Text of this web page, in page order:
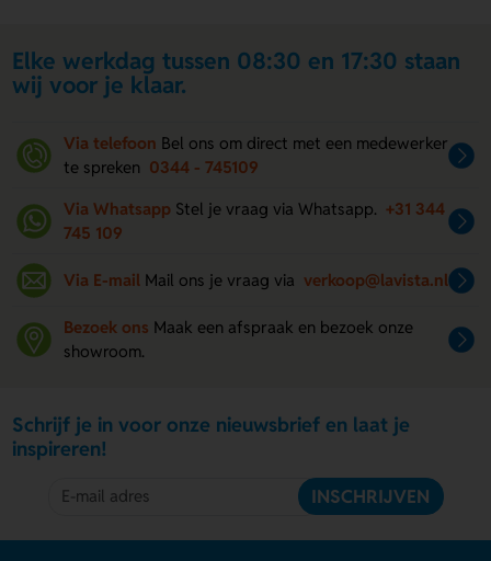
Elke werkdag tussen 08:30 en 17:30 staan
wij voor je klaar.
Via telefoon Bel ons om direct met een medewerker
te spreken 0344 - 745109
Via Whatsapp Stel je vraag via Whatsapp. +31 344
745 109
Via E-mail Mail ons je vraag via verkoop@lavista.nl
Bezoek ons Maak een afspraak en bezoek onze
showroom.
Schrijf je in voor onze nieuwsbrief en laat je
inspireren!
INSCHRIJVEN